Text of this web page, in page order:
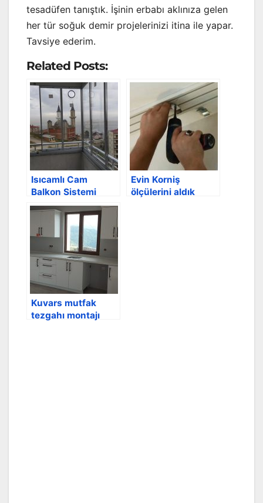
tesadüfen tanıştık. İşinin erbabı aklınıza gelen
her tür soğuk demir projelerinizi itina ile yapar.
Tavsiye ederim.
Related Posts:
Isıcamlı Cam
Balkon Sistemi
yaptırdık
Evin Korniş
ölçülerini aldık
Kuvars mutfak
tezgahı montajı